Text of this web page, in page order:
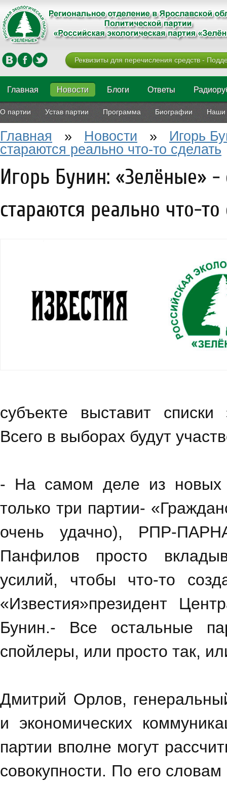
Реквизиты для перечисления средств -
Главная Новости Блоги Ответы
О партии Устав партии Программа Биографии Наши
Главная » Новости » Игорь
стараются реально что-то сделать
Игорь Бунин: «Зелёные»
стараются реально что-то
субъекте выставит списки
Всего в выборах будут
- На самом деле из новых
только три партии-
очень удачно), РПР-
Панфилов просто
усилий, чтобы что-то
«Известия»президент
Бунин.- Все остальные
спойлеры, или просто так,
Дмитрий Орлов,
и экономических
партии вполне могут
совокупности. По его